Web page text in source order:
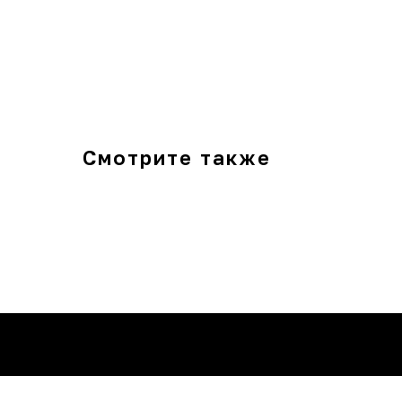
Смотрите также